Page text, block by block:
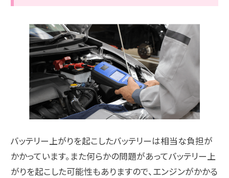
バッテリー上がりを起こしたバッテリーは相当な負担が
かかっています。また何らかの問題があってバッテリー上
がりを起こした可能性もありますので、エンジンがかかる